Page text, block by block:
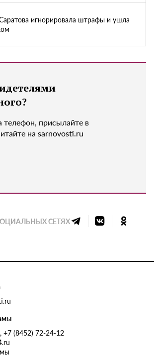
игнорировала штрафы и ушла
телефон, присылайте в
на sarnovosti.ru
СЕТЯХ
+7 (8452) 72-24-12